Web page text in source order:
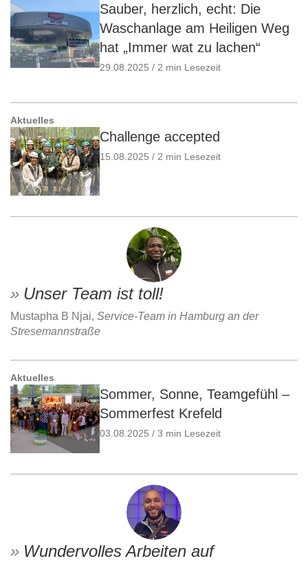
Sauber, herzlich, echt: Die
Waschanlage am Heiligen Weg
hat „Immer wat zu lachen“
29.08.2025 / 2 min Lesezeit
Aktuelles
Challenge accepted
15.08.2025 / 2 min Lesezeit
Unser Team ist toll!
Mustapha B Njai, Service-Team in Hamburg an der
Stresemannstraße
Aktuelles
Sommer, Sonne, Teamgefühl –
Sommerfest Krefeld
03.08.2025 / 3 min Lesezeit
Wundervolles Arbeiten auf